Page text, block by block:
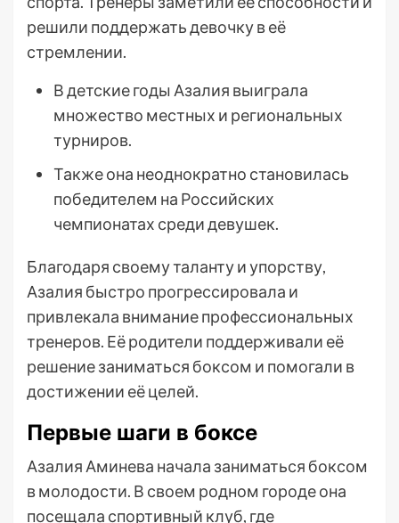
решили поддержать девочку в её
стремлении.
В детские годы Азалия выиграла
множество местных и региональных
турниров.
Также она неоднократно становилась
победителем на Российских
чемпионатах среди девушек.
Благодаря своему таланту и упорству,
Азалия быстро прогрессировала и
привлекала внимание профессиональных
тренеров. Её родители поддерживали её
решение заниматься боксом и помогали в
достижении её целей.
Первые шаги в боксе
Азалия Аминева начала заниматься боксом
в молодости. В своем родном городе она
посещала спортивный клуб, где